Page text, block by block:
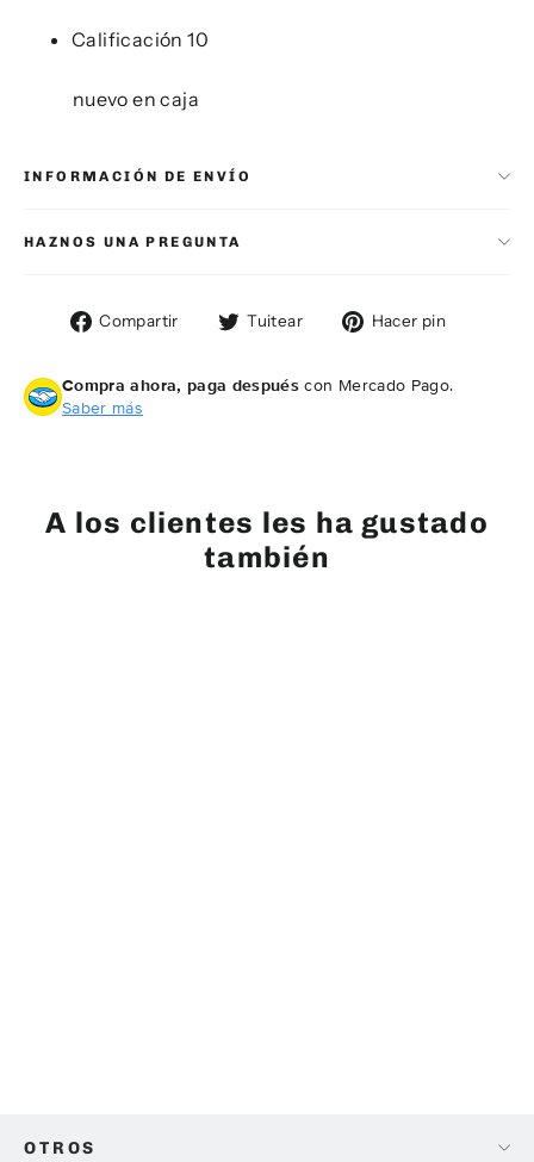
Calificación 10
nuevo en caja
INFORMACIÓN DE ENVÍO
HAZNOS UNA PREGUNTA
Compartir
Compartir
Facebook
Tuitear
Tuitear
Twitter
Hacer pin
Compra ahora, paga después con Mercado Pago.
Saber más
A los clientes les ha gustado
también
OTROS